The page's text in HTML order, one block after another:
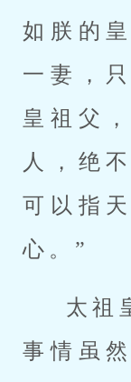
如朕的
一妻，
皇祖父
人，绝
可以指
心。”
太祖
事情虽